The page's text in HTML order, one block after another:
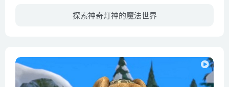
探索神奇灯神的魔法世界